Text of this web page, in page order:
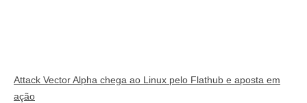
Attack Vector Alpha chega ao Linux pelo Flathub e aposta em
ação